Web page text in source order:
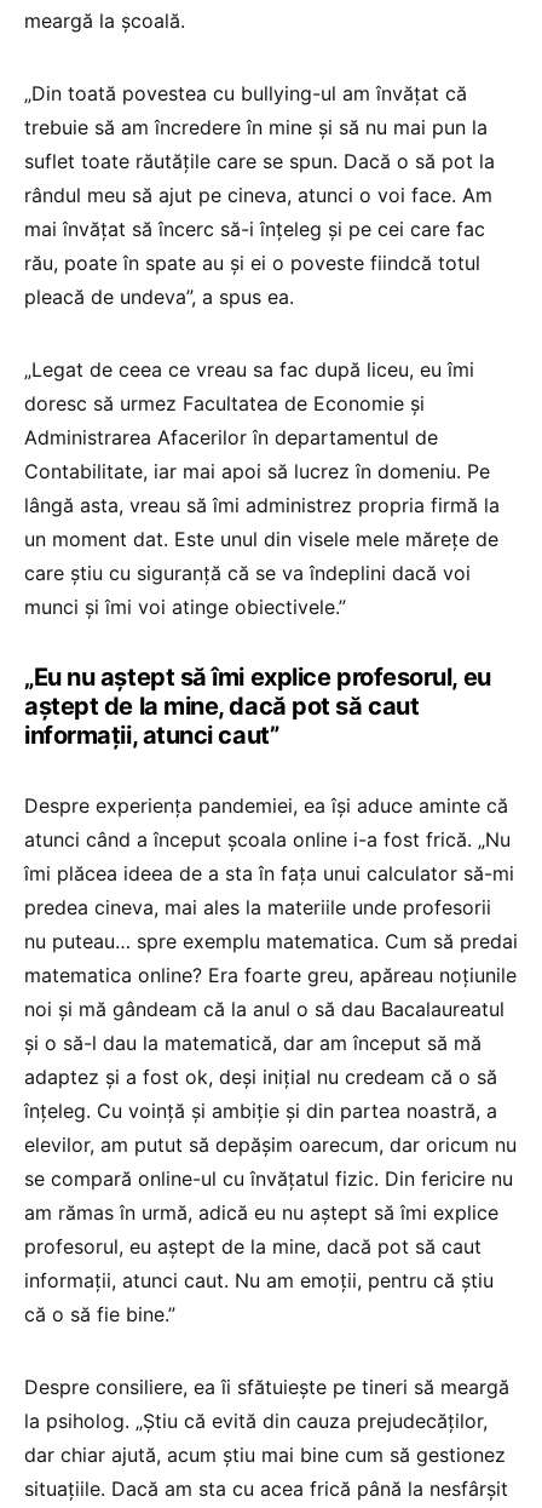
meargă la școală.
„Din toată povestea cu bullying-ul am învățat că
trebuie să am încredere în mine și să nu mai pun la
suflet toate răutățile care se spun. Dacă o să pot la
rândul meu să ajut pe cineva, atunci o voi face. Am
mai învățat să încerc să-i înțeleg și pe cei care fac
rău, poate în spate au și ei o poveste fiindcă totul
pleacă de undeva”, a spus ea.
„Legat de ceea ce vreau sa fac după liceu, eu îmi
doresc să urmez Facultatea de Economie și
Administrarea Afacerilor în departamentul de
Contabilitate, iar mai apoi să lucrez în domeniu. Pe
lângă asta, vreau să îmi administrez propria firmă la
un moment dat. Este unul din visele mele mărețe de
care știu cu siguranță că se va îndeplini dacă voi
munci și îmi voi atinge obiectivele.”
„Eu nu aștept să îmi explice profesorul, eu
aștept de la mine, dacă pot să caut
informații, atunci caut”
Despre experiența pandemiei, ea își aduce aminte că
atunci când a început școala online i-a fost frică. „Nu
îmi plăcea ideea de a sta în fața unui calculator să-mi
predea cineva, mai ales la materiile unde profesorii
nu puteau… spre exemplu matematica. Cum să predai
matematica online? Era foarte greu, apăreau noțiunile
noi și mă gândeam că la anul o să dau Bacalaureatul
și o să-l dau la matematică, dar am început să mă
adaptez și a fost ok, deși inițial nu credeam că o să
înțeleg. Cu voință și ambiție și din partea noastră, a
elevilor, am putut să depășim oarecum, dar oricum nu
se compară online-ul cu învățatul fizic. Din fericire nu
am rămas în urmă, adică eu nu aștept să îmi explice
profesorul, eu aștept de la mine, dacă pot să caut
informații, atunci caut. Nu am emoții, pentru că știu
că o să fie bine.”
Despre consiliere, ea îi sfătuiește pe tineri să meargă
la psiholog. „Știu că evită din cauza prejudecăților,
dar chiar ajută, acum știu mai bine cum să gestionez
situațiile. Dacă am sta cu acea frică până la nesfârșit